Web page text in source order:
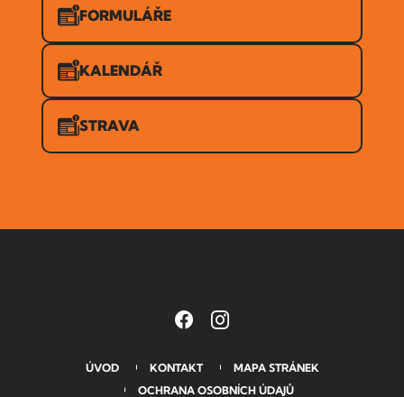
FORMULÁŘE
KALENDÁŘ
STRAVA
ÚVOD KONTAKT
MAPA STRÁNEK
OCHRANA OSOBNÍCH ÚDAJŮ